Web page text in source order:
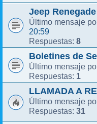
Jeep
Último mensaje
20:59
Respuestas: 8
Boletines de
Último mensaje
Respuestas: 1
LLAMADA A
Último mensaje
Respuestas: 31